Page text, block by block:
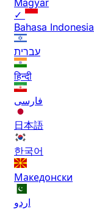
✓
Bahasa Indonesia
עברית
हिन्दी
فارسی
日本語
한국어
Македонски
اردو